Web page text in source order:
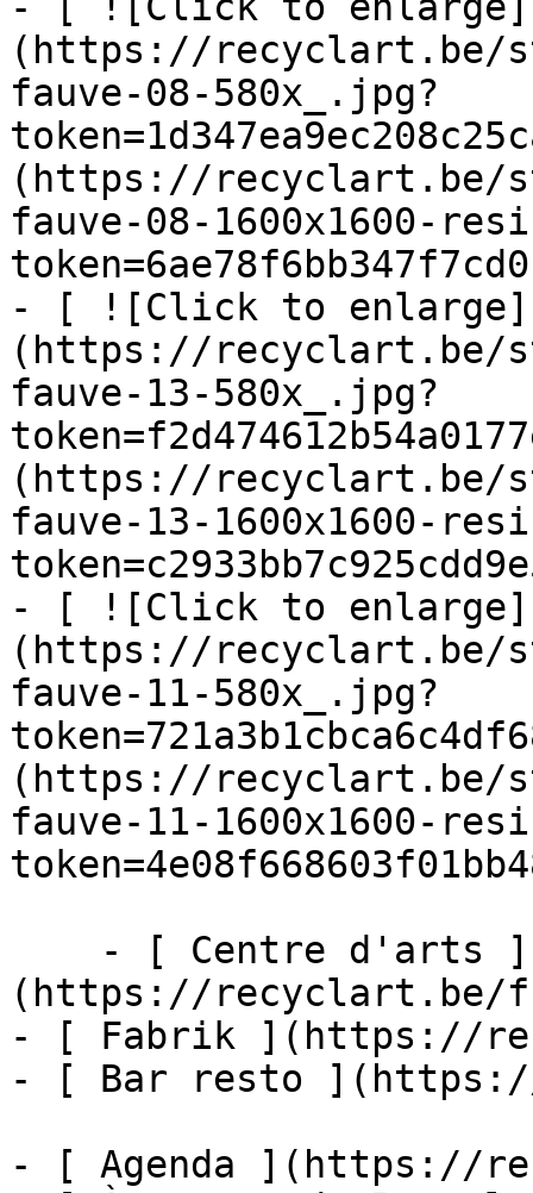
(https://recyclart.be/
fauve-08-580x_.jpg?
(https://recyclart.be/
fauve-08-1600x1600-
- [ ![Click to enlarge]
(https://recyclart.be/
fauve-13-580x_.jpg?
(https://recyclart.be/
fauve-13-1600x1600-
- [ ![Click to enlarge]
(https://recyclart.be/
fauve-11-580x_.jpg?
(https://recyclart.be/
fauve-11-1600x1600-
(https://recyclart.be/
- [ Fabrik ](https://
- [ Bar resto
- [ Agenda ](https://